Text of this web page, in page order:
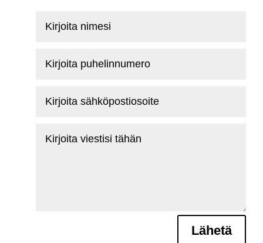
nimesi
puhelinnumero
sähköpostiosoite
viestisi
Lähetä